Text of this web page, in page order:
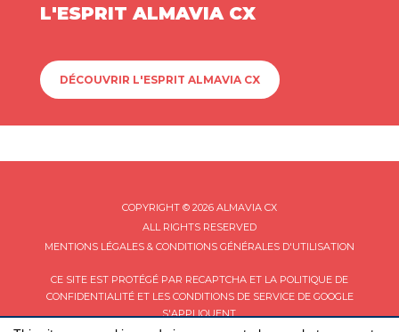
L'ESPRIT ALMAVIA CX
DÉCOUVRIR L'ESPRIT ALMAVIA CX
COPYRIGHT © 2026 ALMAVIA CX
ALL RIGHTS RESERVED
MENTIONS LÉGALES & CONDITIONS GÉNÉRALES D'UTILISATION
CE SITE EST PROTÉGÉ PAR RECAPTCHA ET LA POLITIQUE DE
CONFIDENTIALITÉET LES CONDITIONS DE SERVICEDE GOOGLE
S'APPLIQUENT.